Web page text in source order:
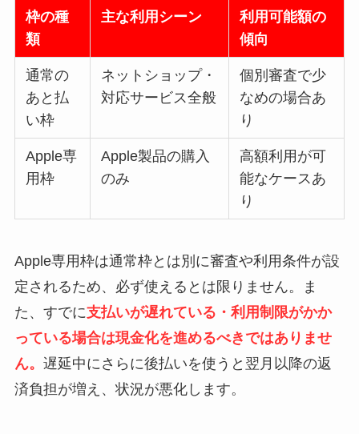
枠の種
類
主な利用シーン
利用可能額の
傾向
通常の
あと払
い枠
ネットショップ・
対応サービス全般
個別審査で少
なめの場合あ
り
Apple専
用枠
Apple製品の購入
のみ
高額利用が可
能なケースあ
り
Apple専用枠は通常枠とは別に審査や利用条件が設
定されるため、必ず使えるとは限りません。ま
た、すでに支払いが遅れている・利用制限がかか
っている場合は現金化を進めるべきではありませ
ん。 遅延中にさらに後払いを使うと翌月以降の返
済負担が増え、状況が悪化します。